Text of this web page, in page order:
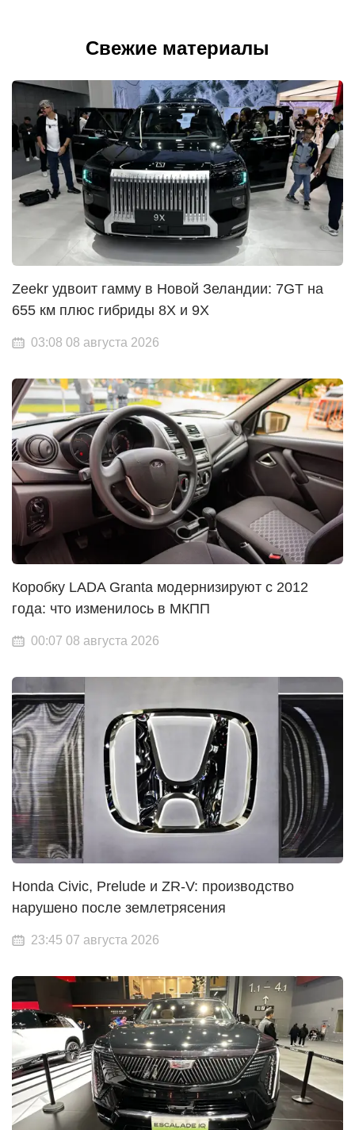
Свежие материалы
Zeekr удвоит гамму в Новой Зеландии: 7GT на
655 км плюс гибриды 8X и 9X
03:08 08 августа 2026
Коробку LADA Granta модернизируют с 2012
года: что изменилось в МКПП
00:07 08 августа 2026
Honda Civic, Prelude и ZR-V: производство
нарушено после землетрясения
23:45 07 августа 2026